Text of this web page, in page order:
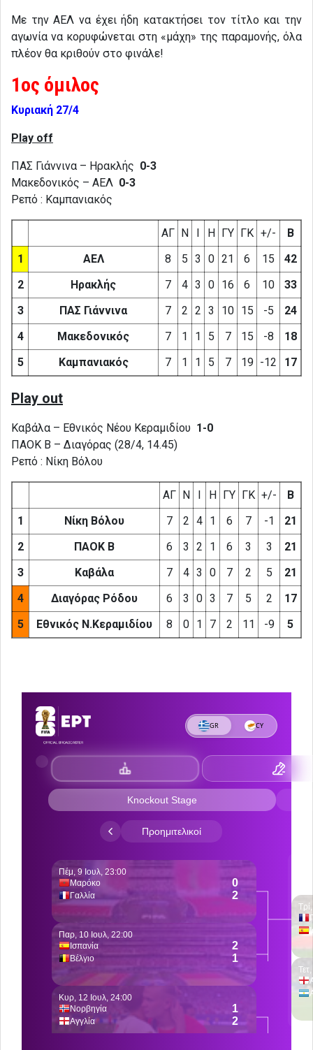
Με την ΑΕΛ να έχει ήδη κατακτήσει τον τίτλο και την
αγωνία να κορυφώνεται στη «μάχη» της παραμονής, όλα
πλέον θα κριθούν στο φινάλε!
1ος όμιλος
Κυριακή 27/4
Play off
ΠΑΣ Γιάννινα – Ηρακλής 0-3
Μακεδονικός – ΑΕΛ 0-3
Ρεπό : Καμπανιακός
ΑΓ Ν Η ΓΥ ΓΚ +/-
Β
1
ΑΕΛ 8 5 3 0 21 6 15
42
2
Ηρακλής 7 4 3 0 16 6 10
33
3
ΠΑΣ Γιάννινα 7 2 2 3 10 15 -5
24
4
Μακεδονικός 7 1 1 5 7 15 -8
18
5
Καμπανιακός 7 1 1 5 7 19 -12 17
Play out
Καβάλα – Εθνικός Νέου Κεραμιδίου 1-0
ΠΑΟΚ Β – Διαγόρας (28/4, 14.45)
Ρεπό : Νίκη Βόλου
ΑΓ Ν Η ΓΥ ΓΚ +/-
Β
1
Νίκη Βόλου 7 2 4 1 6 7 -1
21
2
ΠΑΟΚ Β 6 3 2 1 6 3 3
21
3
Καβάλα 7 4 3 0 7 2 5
21
4
Διαγόρας Ρόδου 6 3 0 3 7 5 2
17
5
Εθνικός Ν.Κεραμιδίου 8 0 1 7 2 11 -9 5